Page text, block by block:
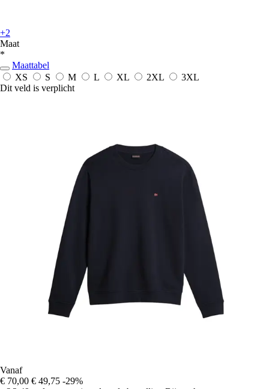
+2
Maat
*
Maattabel
XS
S M L XL 2XL
3XL
Dit veld is verplicht
Vanaf
€ 70,00 € 49,75 -29%